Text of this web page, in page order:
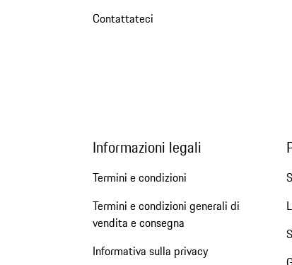
Contattateci
Informazioni legali
Termini e condizioni
Termini e condizioni generali di
vendita e consegna
Informativa sulla privacy